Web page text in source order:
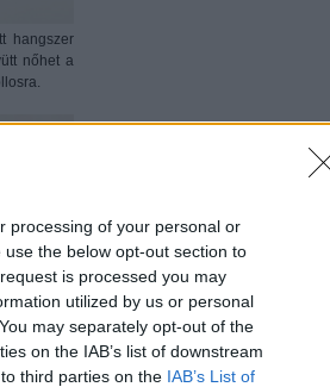
processing of your personal or
the below opt-out section to
is processed you may
utilized by us or personal
may separately opt-out of the
on the IAB’s list of downstream
third parties on the IAB’s List of
hangszer
nőhet a
Editor's Hell